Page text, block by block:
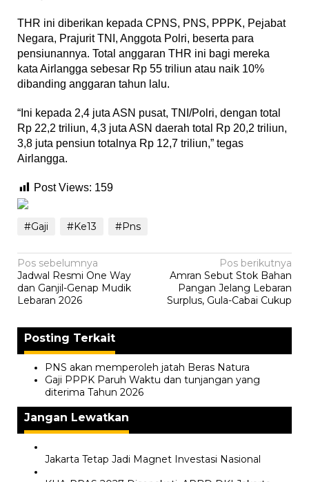
THR ini diberikan kepada CPNS, PNS, PPPK, Pejabat
Negara, Prajurit TNI, Anggota Polri, beserta para
pensiunannya. Total anggaran THR ini bagi mereka
kata Airlangga sebesar Rp 55 triliun atau naik 10%
dibanding anggaran tahun lalu.
“Ini kepada 2,4 juta ASN pusat, TNI/Polri, dengan total
Rp 22,2 triliun, 4,3 juta ASN daerah total Rp 20,2 triliun,
3,8 juta pensiun totalnya Rp 12,7 triliun,” tegas
Airlangga.
Post Views: 159
#Gaji #Ke13 #Pns
Navigasi
pos
Pos sebelumnya
Jadwal Resmi One Way
dan Ganjil-Genap Mudik
Lebaran 2026
Pos berikutnya
Amran Sebut Stok Bahan
Pangan Jelang Lebaran
Surplus, Gula-Cabai Cukup
Posting Terkait
PNS akan memperoleh jatah Beras Natura
Gaji PPPK Paruh Waktu dan tunjangan yang
diterima Tahun 2026
Jangan Lewatkan
Jakarta Tetap Jadi Magnet Investasi Nasional